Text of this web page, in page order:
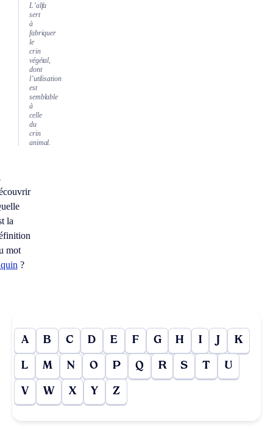
L’alfa
sert
à
fabriquer
le
crin
végétal,
dont
l’utilisation
est
semblable
à
celle
du
crin
animal.
la
mot
?
A B C D E F G H I J K
L M N O P Q R S T U
V W X Y Z